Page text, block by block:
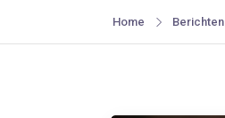
Home Berichten